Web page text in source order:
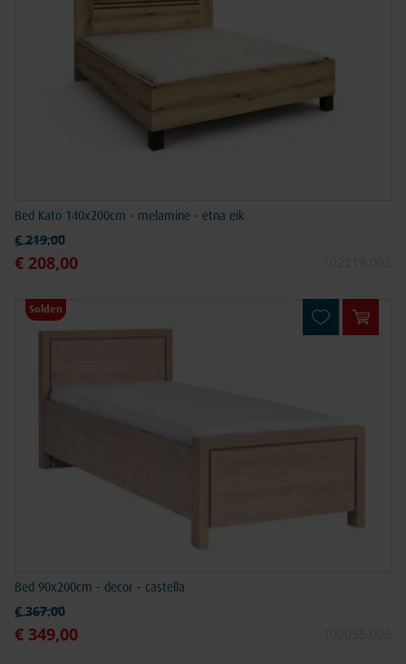
Bed Kato 140x200cm - melamine - etna eik
Speciale prijs
€ 208,00
Normale prijs
€ 219,00
Solden
In
Bed 90x200cm - decor - castella
Speciale prijs
€ 349,00
Normale prijs
€ 367,00